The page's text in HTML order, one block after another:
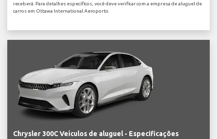
receberá. Para detalhes específicos, você deve verificar com a empresa de aluguel de
carros em Ottawa International Aeroporto.
Chrysler 300C Veículos de aluguel - Especificações